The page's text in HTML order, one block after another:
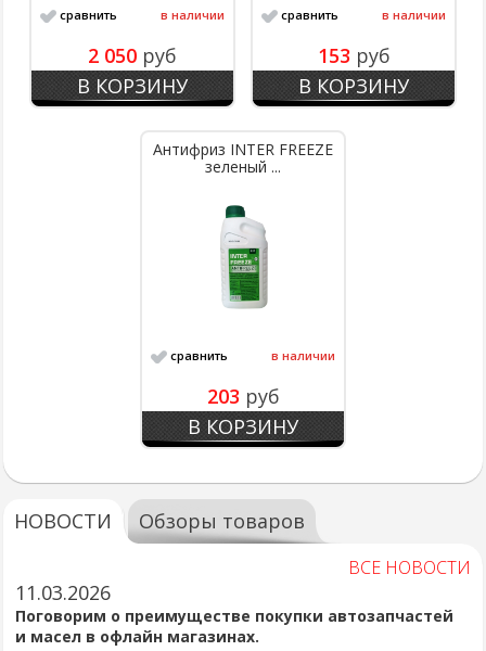
сравнить в наличии
2 050 руб
В КОРЗИНУ
сравнить в наличии
153 руб
В КОРЗИНУ
Антифриз INTER FREEZE
зеленый ...
сравнить в наличии
203 руб
В КОРЗИНУ
НОВОСТИ Обзоры товаров
ВСЕ НОВОСТИ
11.03.2026
Поговорим о преимуществе покупки автозапчастей
и масел в офлайн магазинах.